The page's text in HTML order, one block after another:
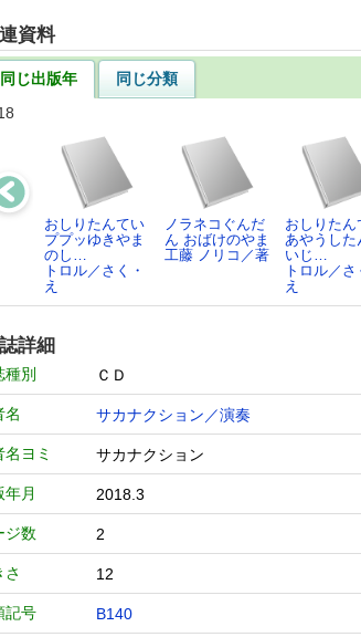
資料
同じ出版年
同じ分類
おしりたんてい
ププッゆきやま
のし…
トロル／さく・
え
ノラネコぐんだ
ん おばけのやま
工藤 ノリコ／著
おしりたん
あやうした
いじ…
トロル／さ
え
詳細
種別 ＣＤ
名 サカナクション／演奏
名ヨミ サカナクション
年月 2018.3
ジ数 2
さ 12
記号 B140